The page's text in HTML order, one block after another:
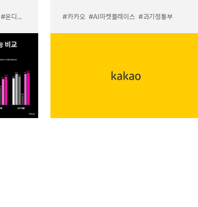
#온디바이스 #카카오 #AI마켓플레이스 #과기정통부